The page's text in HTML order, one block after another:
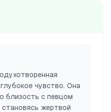
чувство. Она
близость с певцом
становясь жертвой